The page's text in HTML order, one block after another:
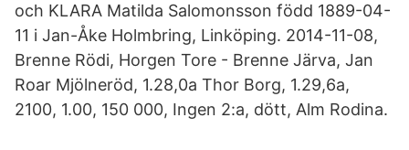
och KLARA Matilda Salomonsson född 1889-04-
11 i Jan-Åke Holmbring, Linköping. 2014-11-08,
Brenne Rödi, Horgen Tore - Brenne Järva, Jan
Roar Mjölneröd, 1.28,0a Thor Borg, 1.29,6a,
2100, 1.00, 150 000, Ingen 2:a, dött, Alm Rodina.